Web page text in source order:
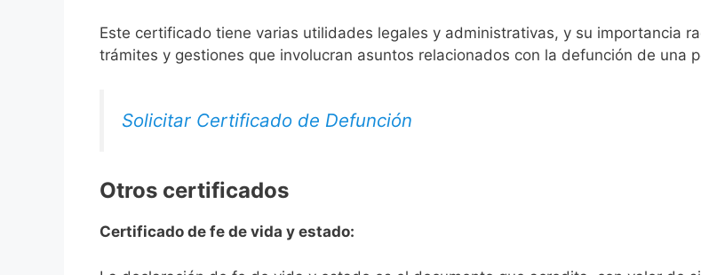
Este certificado tiene varias utilidades legales y administrativas, y su importancia
trámites y gestiones que involucran asuntos relacionados con la defunción de una
Solicitar Certificado de Defunción
Otros certificados
Certificado de fe de vida y estado: